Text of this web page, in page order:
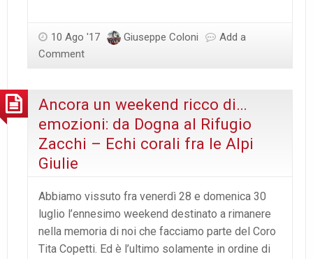
10 Ago '17 Giuseppe Coloni
Add a
Comment
Ancora un weekend ricco di…
emozioni: da Dogna al Rifugio
Zacchi – Echi corali fra le Alpi
Giulie
Abbiamo vissuto fra venerdì 28 e domenica 30
luglio l’ennesimo weekend destinato a rimanere
nella memoria di noi che facciamo parte del Coro
Tita Copetti. Ed è l’ultimo solamente in ordine di